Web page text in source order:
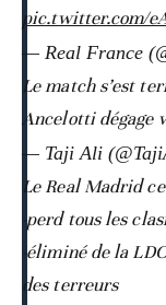
pic.twitter.com/
— Real France
Le match s’est
Ancelotti dégage
— Taji Ali
Le Real Madrid
-perd tous les
-éliminé de la
des terreurs